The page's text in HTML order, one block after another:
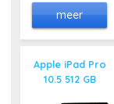
meer
Apple iPad Pro
10.5 512 GB